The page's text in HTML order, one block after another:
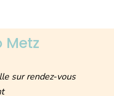
Metz
sur rendez-vous